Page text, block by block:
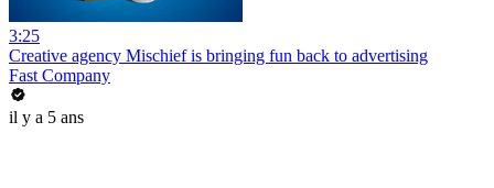
3:25
Creative agency Mischief is bringing fun back to advertising
Fast Company
il y a 5 ans